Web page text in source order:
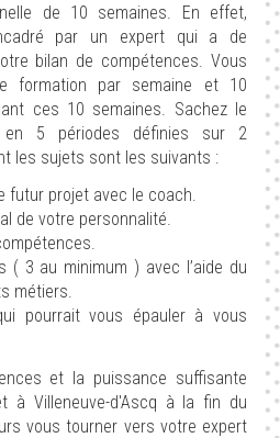
de 10 semaines. En effet,
par un expert qui a de
bilan de compétences. Vous
formation par semaine et 10
ces 10 semaines. Sachez le
en 5 périodes définies sur 2
les sujets sont les suivants :
futur projet avec le coach.
de votre personnalité.
( 3 au minimum ) avec l’aide du
métiers.
pourrait vous épauler à vous
et la puissance suffisante
à Villeneuve-d'Ascq à la fin du
vous tourner vers votre expert